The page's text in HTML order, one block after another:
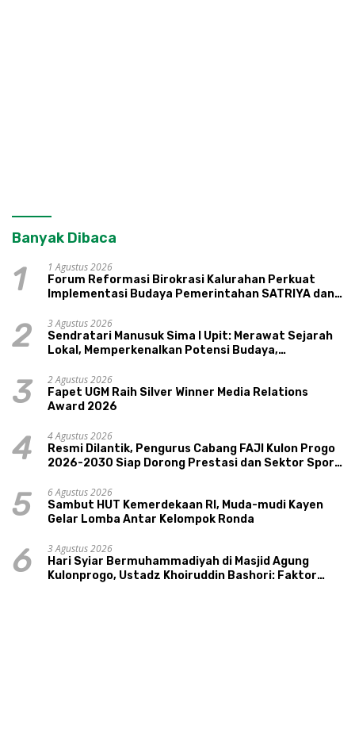
Banyak Dibaca
1
1 Agustus 2026
Forum Reformasi Birokrasi Kalurahan Perkuat
Implementasi Budaya Pemerintahan SATRIYA dan
2
3 Agustus 2026
Sendratari Manusuk Sima I Upit: Merawat Sejarah
Lokal, Memperkenalkan Potensi Budaya,
3
2 Agustus 2026
Fapet UGM Raih Silver Winner Media Relations
Award 2026
4
4 Agustus 2026
Resmi Dilantik, Pengurus Cabang FAJI Kulon Progo
2026-2030 Siap Dorong Prestasi dan Sektor Sport
5
6 Agustus 2026
Sambut HUT Kemerdekaan RI, Muda-mudi Kayen
Gelar Lomba Antar Kelompok Ronda
6
3 Agustus 2026
Hari Syiar Bermuhammadiyah di Masjid Agung
Kulonprogo, Ustadz Khoiruddin Bashori: Faktor